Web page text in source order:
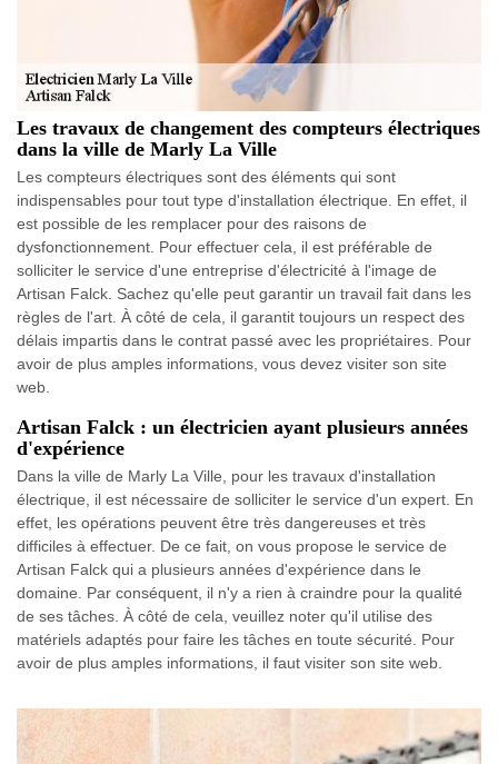
Les travaux de changement des compteurs électriques
dans la ville de Marly La Ville
Les compteurs électriques sont des éléments qui sont
indispensables pour tout type d'installation électrique. En effet, il
est possible de les remplacer pour des raisons de
dysfonctionnement. Pour effectuer cela, il est préférable de
solliciter le service d'une entreprise d'électricité à l'image de
Artisan Falck. Sachez qu'elle peut garantir un travail fait dans les
règles de l'art. À côté de cela, il garantit toujours un respect des
délais impartis dans le contrat passé avec les propriétaires. Pour
avoir de plus amples informations, vous devez visiter son site
web.
Artisan Falck : un électricien ayant plusieurs années
d'expérience
Dans la ville de Marly La Ville, pour les travaux d'installation
électrique, il est nécessaire de solliciter le service d'un expert. En
effet, les opérations peuvent être très dangereuses et très
difficiles à effectuer. De ce fait, on vous propose le service de
Artisan Falck qui a plusieurs années d'expérience dans le
domaine. Par conséquent, il n'y a rien à craindre pour la qualité
de ses tâches. À côté de cela, veuillez noter qu'il utilise des
matériels adaptés pour faire les tâches en toute sécurité. Pour
avoir de plus amples informations, il faut visiter son site web.